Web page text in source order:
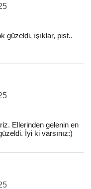
güzeldi, ışıklar, pist..
Ellerinden gelenin en
İyi ki varsınız:)